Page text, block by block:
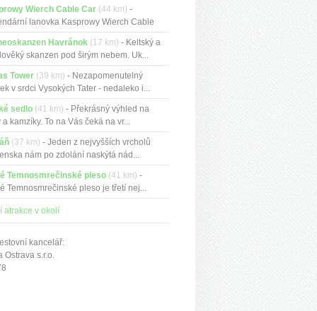
Wierch Cable Car (44 km) -
lanovka Kasprowy Wierch Cable
Havránok (17 km) - Keltský a
skanzen pod širým nebem. Uk...
Tower (39 km) - Nezapomenutelný
v srdci Vysokých Tater - nedaleko i...
sedlo (41 km) - Překrásný výhled na
a kamzíky. To na Vás čeká na vr...
(37 km) - Jeden z nejvyšších vrcholů
nám po zdolání naskýtá nád...
Temnosmrečinské pleso (41 km) -
Temnosmrečinské pleso je třetí nej...
atrakce v okolí
kancelář:
Ostrava s.r.o.